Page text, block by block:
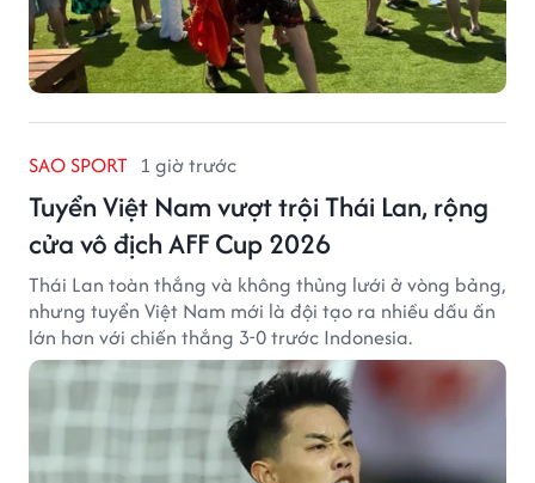
SAO SPORT 1 giờ trước
Tuyển Việt Nam vượt trội Thái Lan, rộng
cửa vô địch AFF Cup 2026
Thái Lan toàn thắng và không thủng lưới ở vòng bảng,
nhưng tuyển Việt Nam mới là đội tạo ra nhiều dấu ấn
lớn hơn với chiến thắng 3-0 trước Indonesia.